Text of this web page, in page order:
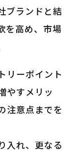
ブランドと結
を高め、市場
リーポイント
やすメリッ
注意点までを
入れ、更なる